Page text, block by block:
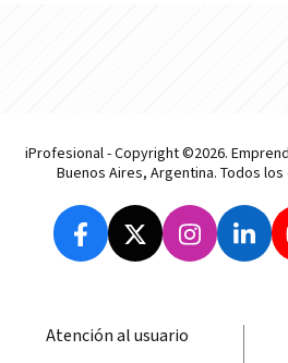
iProfesional - Copyright ©2026.
Buenos Aires, Argentina. Todos
Atención al usuario